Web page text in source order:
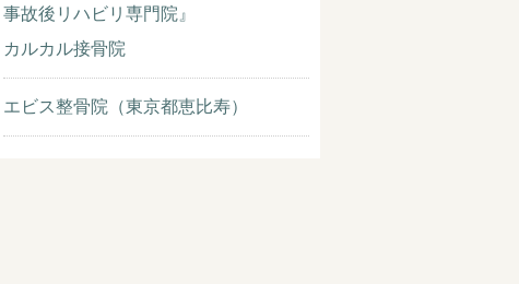
事故後リハビリ専門院』
カルカル接骨院
エビス整骨院（東京都恵比寿）